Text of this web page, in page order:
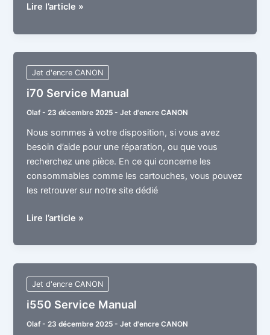
I80
catalogue
Lire l’article »
Jet d'encre CANON
i70 Service Manual
Olaf-23 décembre 2025-Jet d'encre CANON
Nous sommes à votre disposition, si vous avez
besoin d’aide pour une réparation, ou que vous
recherchez une pièce. En ce qui concerne les
consommables comme les cartouches, vous pouvez
les retrouver sur notre site dédié
i70
Manual
Lire l’article »
Jet d'encre CANON
i550 Service Manual
Olaf-23 décembre 2025-Jet d'encre CANON